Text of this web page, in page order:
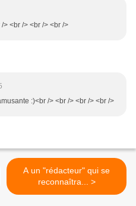
> <br /> <br /> <br />
:)<br /> <br /> <br /> <br />
A un "rédacteur" qui se
reconnaîtra... >